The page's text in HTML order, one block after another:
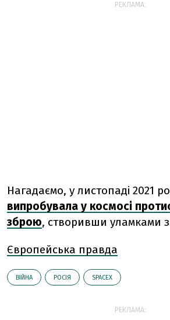
РЕКЛАМА:
Нагадаємо, у листопаді 2021
випробувала у космосі
зброю, створивши уламками
Європейська правда
ВІЙНА РОСІЯ SPACEX
РЕКЛАМА: